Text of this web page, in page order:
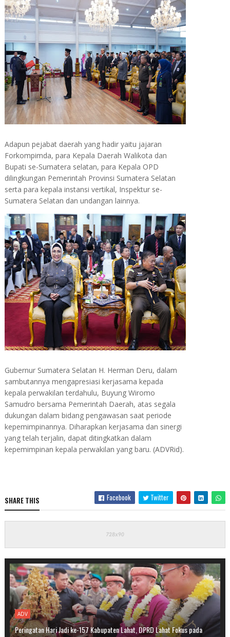
Adapun pejabat daerah yang hadir yaitu jajaran
Forkompimda, para Kepala Daerah Walikota dan
Bupati se-Sumatera selatan, para Kepala OPD
dilingkungan Pemerintah Provinsi Sumatera Selatan
serta para kepala instansi vertikal, Inspektur se-
Sumatera Selatan dan undangan lainnya.
Gubernur Sumatera Selatan H. Herman Deru, dalam
sambutannya mengapresiasi kerjasama kepada
kepala perwakilan terdahulu, Buyung Wiromo
Samudro bersama Pemerintah Daerah, atas segala
dukungan dalam bidang pengawasan saat periode
kepemimpinannya. Diharapkan kerjasama dan sinergi
yang telah terjalin, dapat ditingkatkan dalam
kepemimpinan kepala perwakilan yang baru. (ADVRid).
SHARE THIS Facebook Twitter
ADV
Peringatan Hari Jadi ke-157 Kabupaten Lahat, DPRD Lahat Fokus pada